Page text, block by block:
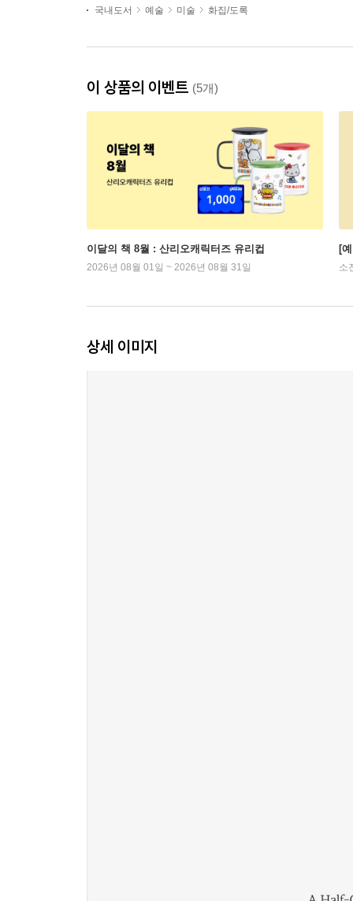
국내도서
예술 미술 화집/도록
이 상품의 이벤트 (5개)
이달의 책 8월 : 산리오캐릭터즈 유리컵
2026년 08월 01일 ~ 2026년 08월 31일
[
소
상세 이미지